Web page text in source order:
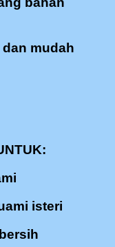
dan mudah
isteri